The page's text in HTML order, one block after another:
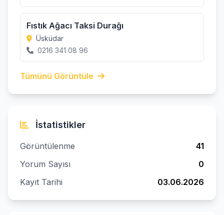
Fıstık Ağacı Taksi Durağı
Üsküdar
0216 341 08 96
Tümünü Görüntüle
İstatistikler
Görüntülenme
41
Yorum Sayısı
0
Kayıt Tarihi
03.06.2026